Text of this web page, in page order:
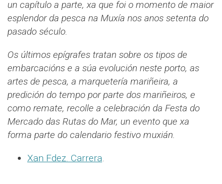
un capítulo a parte, xa que foi o momento de maior
esplendor da pesca na Muxía nos anos setenta do
pasado século.
Os últimos epígrafes tratan sobre os tipos de
embarcacións e a súa evolución neste porto, as
artes de pesca, a marquetería mariñeira, a
predición do tempo por parte dos mariñeiros, e
como remate, recolle a celebración da Festa do
Mercado das Rutas do Mar, un evento que xa
forma parte do calendario festivo muxián.
Xan Fdez. Carrera.